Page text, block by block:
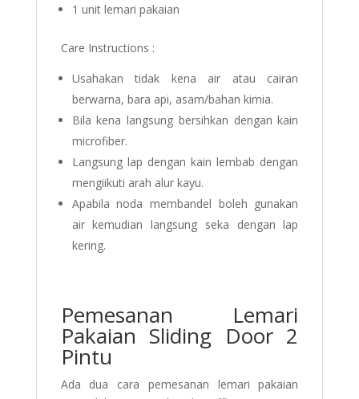
1 unit lemari pakaian
Care Instructions :
Usahakan tidak kena air atau cairan
berwarna, bara api, asam/bahan kimia.
Bila kena langsung bersihkan dengan kain
microfiber.
Langsung lap dengan kain lembab dengan
mengiikuti arah alur kayu.
Apabila noda membandel boleh gunakan
air kemudian langsung seka dengan lap
kering.
Pemesanan Lemari
Pakaian Sliding Door 2
Pintu
Ada dua cara pemesanan lemari pakaian